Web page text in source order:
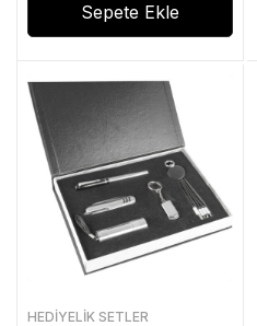
Sepete Ekle
HEDIYELIK SETLER